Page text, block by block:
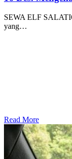
SEWA ELF
yang…
Read More